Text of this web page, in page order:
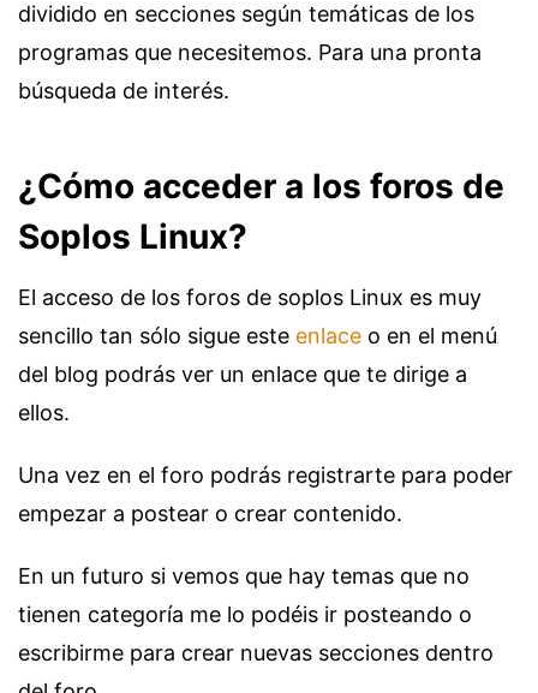
dividido en secciones según temáticas de los
programas que necesitemos. Para una pronta
búsqueda de interés.
¿Cómo acceder a los foros de
Soplos Linux?
El acceso de los foros de soplos Linux es muy
sencillo tan sólo sigue este enlace o en el menú
del blog podrás ver un enlace que te dirige a
ellos.
Una vez en el foro podrás registrarte para poder
empezar a postear o crear contenido.
En un futuro si vemos que hay temas que no
tienen categoría me lo podéis ir posteando o
escribirme para crear nuevas secciones dentro